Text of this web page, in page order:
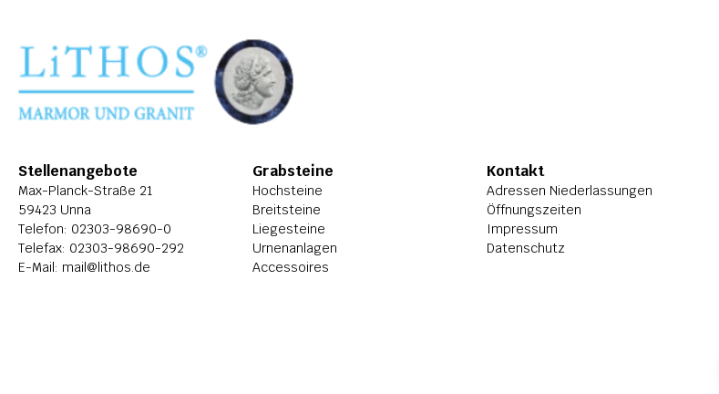
Stellenangebote
Max-Planck-Straße 21
59423 Unna
Telefon: 02303-98690-0
Telefax: 02303-98690-292
E-Mail: mail@lithos.de
Grabsteine
Hochsteine
Breitsteine
Liegesteine
Urnenanlagen
Accessoires
Kontakt
Adressen Niederlassungen
Öffnungszeiten
Impressum
Datenschutz